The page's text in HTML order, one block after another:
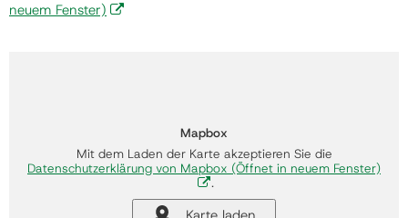
neuem Fenster)
Mapbox
Mit dem Laden der Karte akzeptieren Sie die
Datenschutzerklärung von Mapbox (Öffnet in neuem Fenster)
.